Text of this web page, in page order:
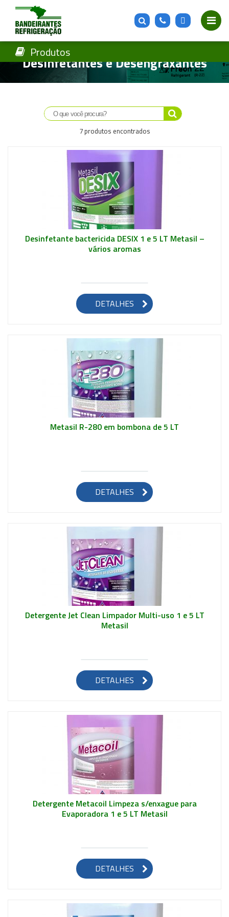
Desinfetantes e Desengraxantes
Produtos
7 produtos encontrados
Saiba mais
Desinfetante bactericida DESIX 1 e 5 LT Metasil –
vários aromas
DETALHES
Saiba mais
Metasil R-280 em bombona de 5 LT
DETALHES
Saiba mais
Detergente Jet Clean Limpador Multi-uso 1 e 5 LT
Metasil
DETALHES
Saiba mais
Detergente Metacoil Limpeza s/enxague para
Evaporadora 1 e 5 LT Metasil
DETALHES
Saiba mais